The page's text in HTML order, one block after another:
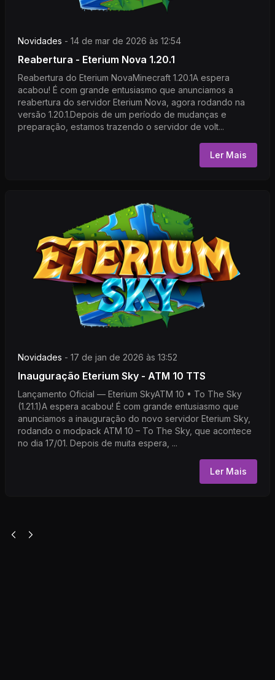
Novidades - 14 de mar de 2026 às 12:54
Reabertura - Eterium Nova 1.20.1
Reabertura do Eterium NovaMinecraft 1.20.1A espera
acabou! É com grande entusiasmo que anunciamos a
reabertura do servidor Eterium Nova, agora rodando na
versão 1.20.1.Depois de um período de mudanças e
preparação, estamos trazendo o servidor de volt...
Ler Mais
Novidades - 17 de jan de 2026 às 13:52
Inauguração Eterium Sky - ATM 10 TTS
Lançamento Oficial — Eterium SkyATM 10 • To The Sky
(1.21.1)A espera acabou! É com grande entusiasmo que
anunciamos a inauguração do novo servidor Eterium Sky,
rodando o modpack ATM 10 – To The Sky, que acontece
no dia 17/01. Depois de muita espera, ...
Ler Mais